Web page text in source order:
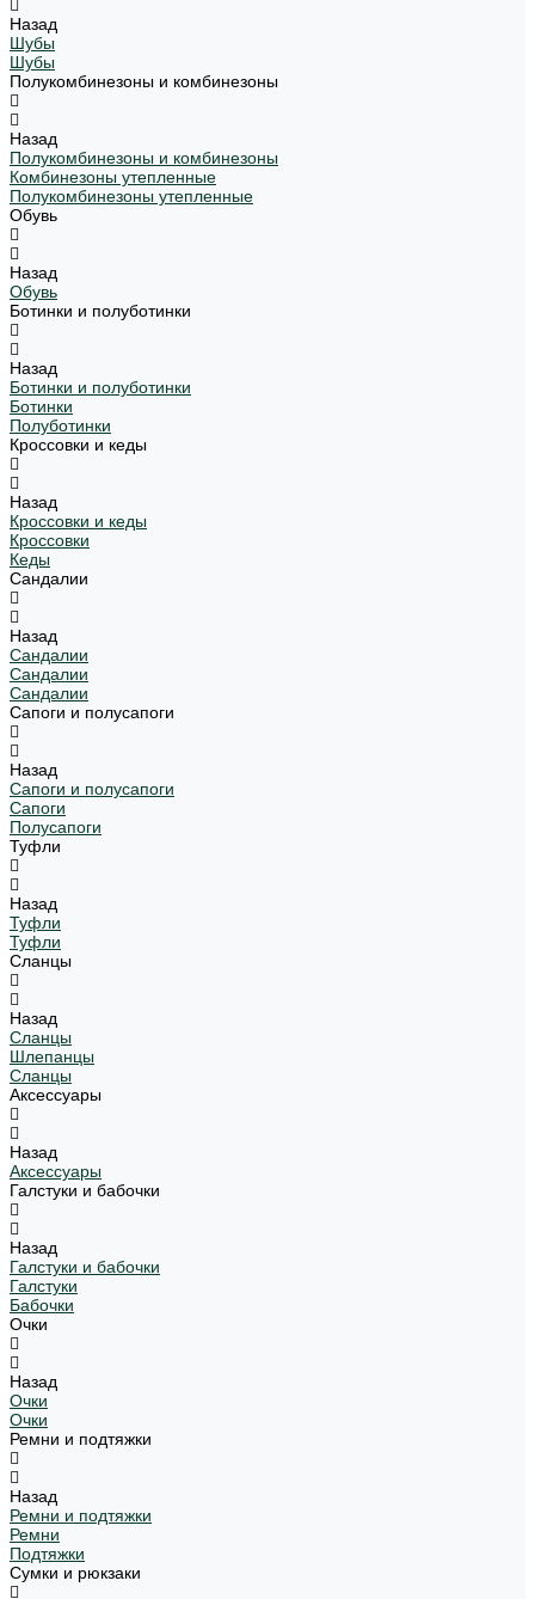
Назад
Шубы
Шубы
Полукомбинезоны и комбинезоны
Назад
Полукомбинезоны и комбинезоны
Комбинезоны утепленные
Полукомбинезоны утепленные
Обувь
Назад
Обувь
Ботинки и полуботинки
Назад
Ботинки и полуботинки
Ботинки
Полуботинки
Кроссовки и кеды
Назад
Кроссовки и кеды
Кроссовки
Кеды
Сандалии
Назад
Сандалии
Сандалии
Сандалии
Сапоги и полусапоги
Назад
Сапоги и полусапоги
Сапоги
Полусапоги
Туфли
Назад
Туфли
Туфли
Сланцы
Назад
Сланцы
Шлепанцы
Сланцы
Аксессуары
Назад
Аксессуары
Галстуки и бабочки
Назад
Галстуки и бабочки
Галстуки
Бабочки
Очки
Назад
Очки
Очки
Ремни и подтяжки
Назад
Ремни и подтяжки
Ремни
Подтяжки
Сумки и рюкзаки